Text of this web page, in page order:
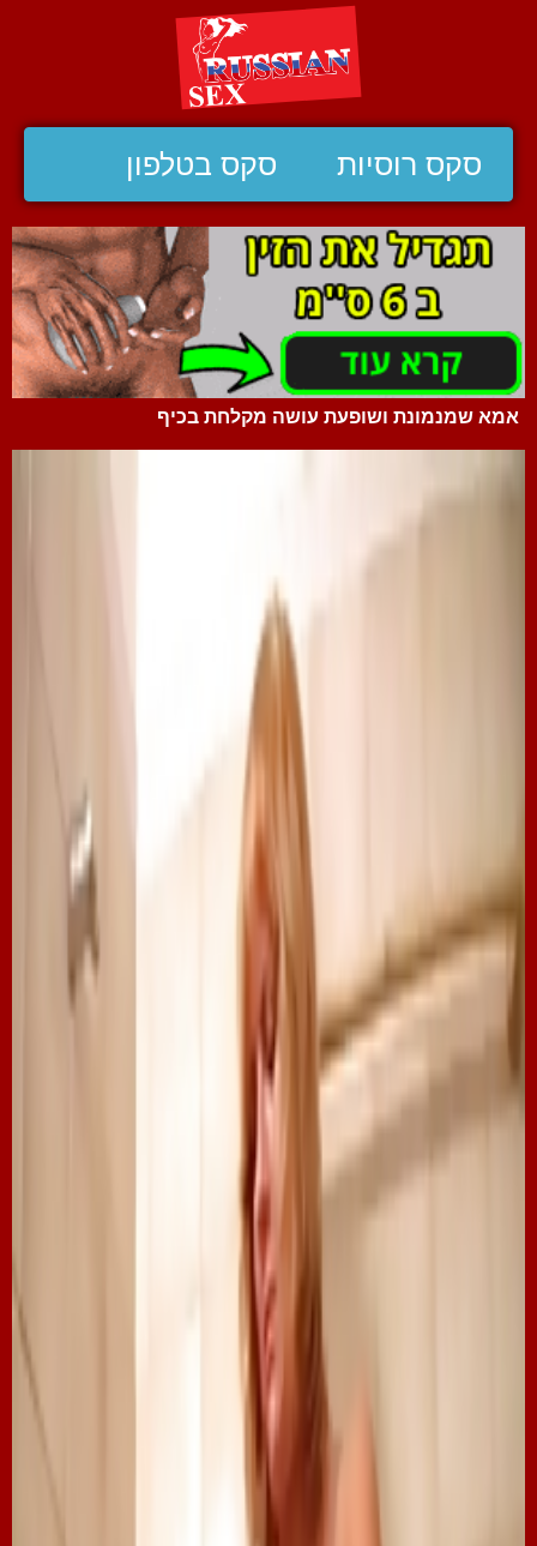
סקס רוסיות סקס בטלפון
אמא שמנמונת ושופעת עושה מקלחת בכיף